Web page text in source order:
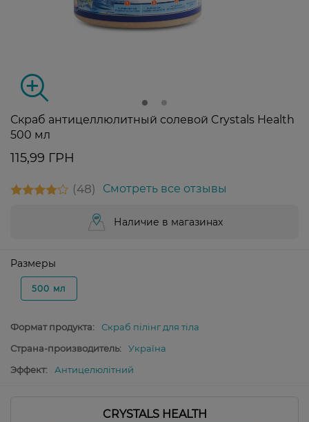
Скраб антицеллюлитный солевой Crystals Health
500 мл
115,99 ГРН
48 Смотреть все отзывы
Наличие в магазинах
Размеры
500 мл
Формат продукта:
Скраб пілінг для тіла
Страна-производитель:
Україна
Эффект:
Антицелюлітний
CRYSTALS HEALTH